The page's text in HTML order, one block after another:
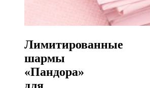
Лимитированные
шармы
«Пандора»
для